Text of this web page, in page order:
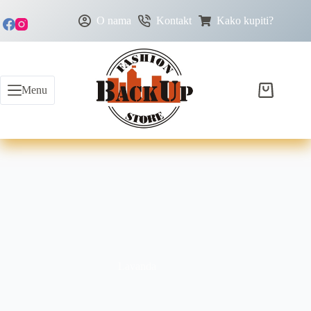
O nama Kontakt Kako kupiti?
Menu